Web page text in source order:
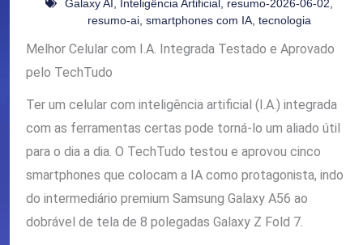
Galaxy AI
Inteligência Artificial resumo-2026-06-02
resumo-ai, smartphones com IA, tecnologia
Melhor Celular com I.A. Integrada Testado e Aprovado
pelo TechTudo
Ter um celular com inteligência artificial (I.A.) integrada
com as ferramentas certas pode torná-lo um aliado útil
para o dia a dia. O TechTudo testou e aprovou cinco
smartphones que colocam a IA como protagonista, indo
do intermediário premium Samsung Galaxy A56 ao
dobrável de tela de 8 polegadas Galaxy Z Fold 7.